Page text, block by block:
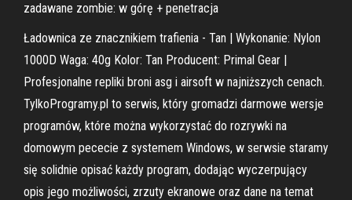
zadawane zombie: w górę + penetracja
Ładownica ze znacznikiem trafienia - Tan | Wykonanie: Nylon
1000D Waga: 40g Kolor: Tan Producent: Primal Gear |
Profesjonalne repliki broni asg i airsoft w najniższych cenach.
TylkoProgramy.pl to serwis, który gromadzi darmowe wersje
programów, które można wykorzystać do rozrywki na
domowym pececie z systemem Windows, w serwsie staramy
się solidnie opisać każdy program, dodając wyczerpujący
opis jego możliwości, zrzuty ekranowe oraz dane na temat